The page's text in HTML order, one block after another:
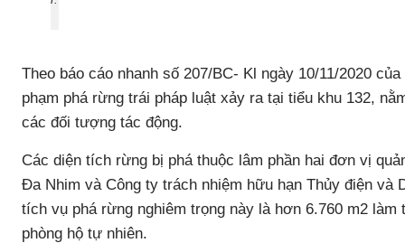
Theo báo cáo nhanh số 207/BC- Kl ngày 10/11/2020
phạm phá rừng trái pháp luật xảy ra tại tiểu khu 132,
các đối tượng tác động.
Các diện tích rừng bị phá thuộc lâm phần hai đơn vị
Đa Nhim và Công ty trách nhiệm hữu hạn Thủy điện và
tích vụ phá rừng nghiêm trọng này là hơn 6.760 m2
phòng hộ tự nhiên.